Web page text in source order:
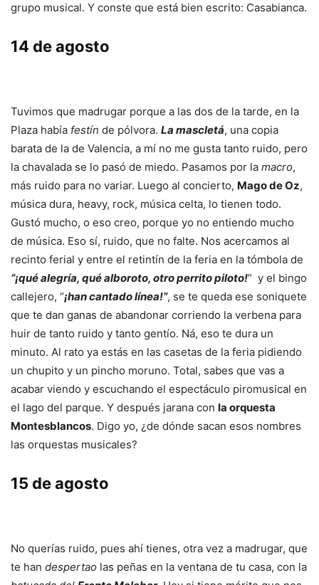
grupo musical. Y conste que está bien escrito: Casabianca.
14 de agosto
Tuvimos que madrugar porque a las dos de la tarde, en la
Plaza había festín de pólvora. La mascletá, una copia
barata de la de Valencia, a mí no me gusta tanto ruido, pero
la chavalada se lo pasó de miedo. Pasamos por la macro,
más ruido para no variar. Luego al concierto, Mago de Oz,
música dura, heavy, rock, música celta, lo tienen todo.
Gustó mucho, o eso creo, porque yo no entiendo mucho
de música. Eso sí, ruido, que no falte. Nos acercamos al
recinto ferial y entre el retintín de la feria en la tómbola de
“¡qué alegría, qué alboroto, otro perrito piloto!” y el bingo
callejero, “¡han cantado línea!”, se te queda ese soniquete
que te dan ganas de abandonar corriendo la verbena para
huir de tanto ruido y tanto gentío. Ná, eso te dura un
minuto. Al rato ya estás en las casetas de la feria pidiendo
un chupito y un pincho moruno. Total, sabes que vas a
acabar viendo y escuchando el espectáculo piromusical en
el lago del parque. Y después jarana con la orquesta
Montesblancos. Digo yo, ¿de dónde sacan esos nombres
las orquestas musicales?
15 de agosto
No querías ruido, pues ahí tienes, otra vez a madrugar, que
te han despertao las peñas en la ventana de tu casa, con la